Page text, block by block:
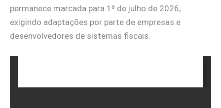
permanece marcada para 1º de julho de 2026,
exigindo adaptações por parte de empresas e
desenvolvedores de sistemas fiscais.